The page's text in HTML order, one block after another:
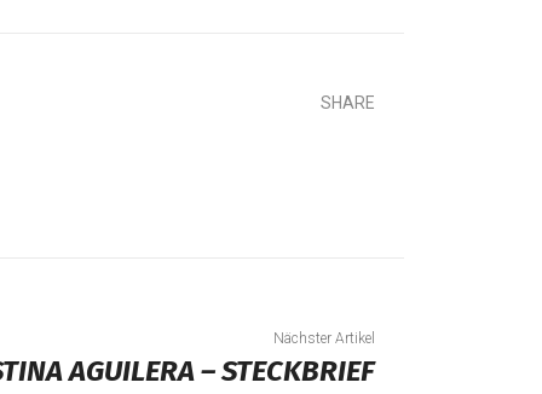
SHARE
Nächster Artikel
AGUILERA – STECKBRIEF